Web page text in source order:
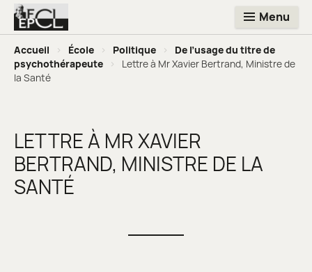
Menu
Accueil > École > Politique >
De l’usage du titre de
psychothérapeute
>
Lettre à Mr Xavier Bertrand, Ministre de
la Santé
LETTRE À MR XAVIER
BERTRAND, MINISTRE DE LA
SANTÉ